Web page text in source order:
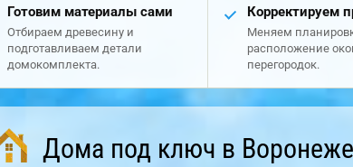
Готовим материалы сами
Отбираем древесину и
подготавливаем детали
домокомплекта.
Корректируем
Меняем
расположение
перегородок.
Дома под ключ в Воронеже